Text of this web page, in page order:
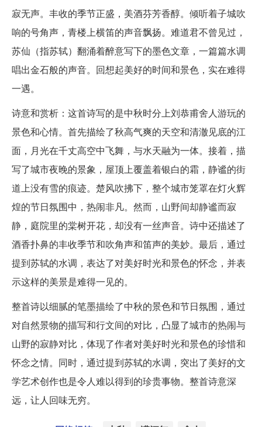
寂无声。丰收的季节正盛，美酒芬芳香醇。倾听着子城吹
响的号角声，青楼上横笛的声音飘扬。难道君不曾见过，
苏仙（指苏轼）翻涌着醉意写下的墨色文章，一篇篇水调
唱出金石般的声音。回想起美好的时间和景色，实在难得
一遇。
诗意和赏析：这首诗写的是中秋时分上刘恭甫舍人游玩的
景色和心情。首先描绘了秋高气爽的天空和清澈见底的江
面，月光在千丈高空中飞舞，与水天融为一体。接着，描
写了城市夜晚的景象，屋顶上覆盖着银白的霜，静谧的街
道上没有雪的痕迹。楚风吹拂下，整个城市笼罩在灯火辉
煌的节日氛围中，热闹非凡。然而，山野间却静谧而寂
静，庭院里的棠树开花，却没有一丝声音。诗中还描述了
酒香扑鼻的丰收季节和吹角声和笛声的美妙。最后，通过
提到苏轼的水调，表达了对美好时光和景色的怀念，并表
示这样的美景是难得一见的。
整首诗以细腻的笔墨描绘了中秋的景色和节日氛围，通过
对自然景物的描写和行文间的对比，凸显了城市的热闹与
山野的寂静对比，体现了作者对美好时光和景色的珍惜和
怀念之情。同时，通过提到苏轼的水调，突出了美好的文
学艺术创作也是令人难以得到的珍贵事物。整首诗意深
远，让人回味无穷。